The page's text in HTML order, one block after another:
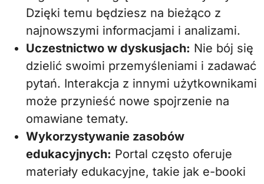
Dzięki temu będziesz na bieżąco z
najnowszymi informacjami i analizami.
Uczestnictwo w dyskusjach: Nie bój się
dzielić swoimi przemyśleniami i zadawać
pytań. Interakcja z innymi użytkownikami
może przynieść nowe spojrzenie na
omawiane tematy.
Wykorzystywanie zasobów
edukacyjnych: Portal często oferuje
materiały edukacyjne, takie jak e-booki